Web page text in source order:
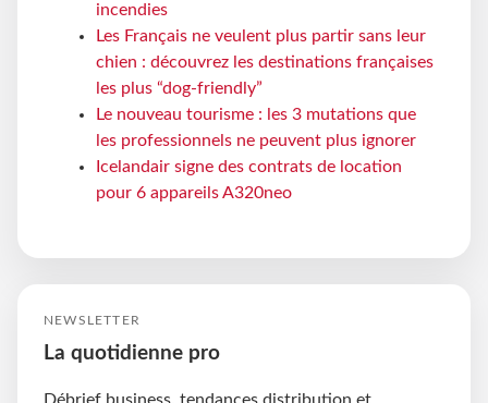
incendies
Les Français ne veulent plus partir sans leur
chien : découvrez les destinations françaises
les plus “dog-friendly”
Le nouveau tourisme : les 3 mutations que
les professionnels ne peuvent plus ignorer
Icelandair signe des contrats de location
pour 6 appareils A320neo
NEWSLETTER
La quotidienne pro